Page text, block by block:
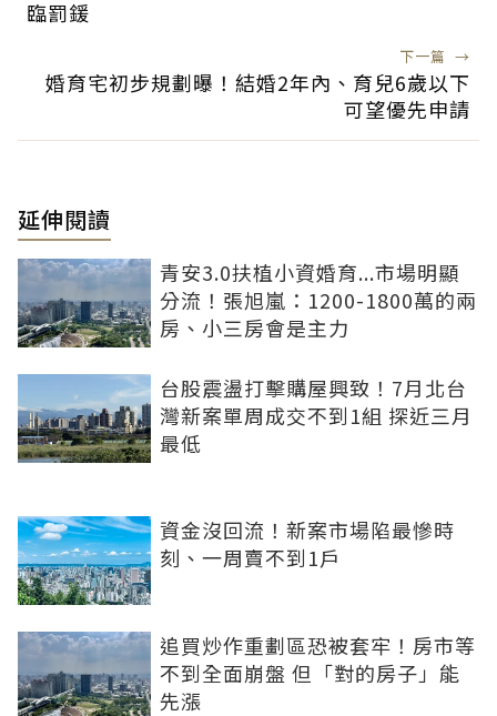
臨罰鍰
下一篇 →
婚育宅初步規劃曝！結婚2年內、育兒6歲以下
可望優先申請
延伸閱讀
青安3.0扶植小資婚育...市場明顯
分流！張旭嵐：1200-1800萬的兩
房、小三房會是主力
台股震盪打擊購屋興致！7月北台
灣新案單周成交不到1組 探近三月
最低
資金沒回流！新案市場陷最慘時
刻、一周賣不到1戶
追買炒作重劃區恐被套牢！房市等
不到全面崩盤 但「對的房子」能
先漲